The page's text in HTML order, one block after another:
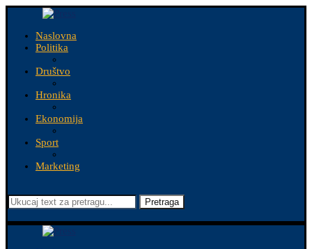
Naslovna
Politika
Društvo
Hronika
Ekonomija
Sport
Marketing
Pretraga